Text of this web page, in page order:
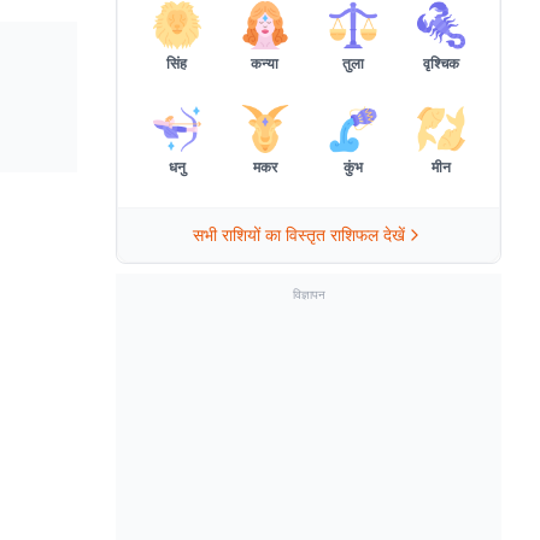
सिंह कन्या तुला वृश्चिक
धनु मकर कुंभ मीन
सभी राशियों का विस्तृत राशिफल देखें
विज्ञापन